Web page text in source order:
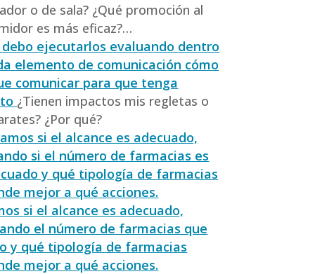
o de sala? ¿Qué promoción al
es más eficaz?…
debo ejecutarlos evaluando dentro
elemento de comunicación cómo
comunicar para que tenga
¿Tienen impactos mis regletas o
¿Por qué?
si el alcance es adecuado,
si el número de farmacias es
y qué tipología de farmacias
mejor a qué acciones.
si el alcance es adecuado,
el número de farmacias que
y qué tipología de farmacias
mejor a qué acciones.